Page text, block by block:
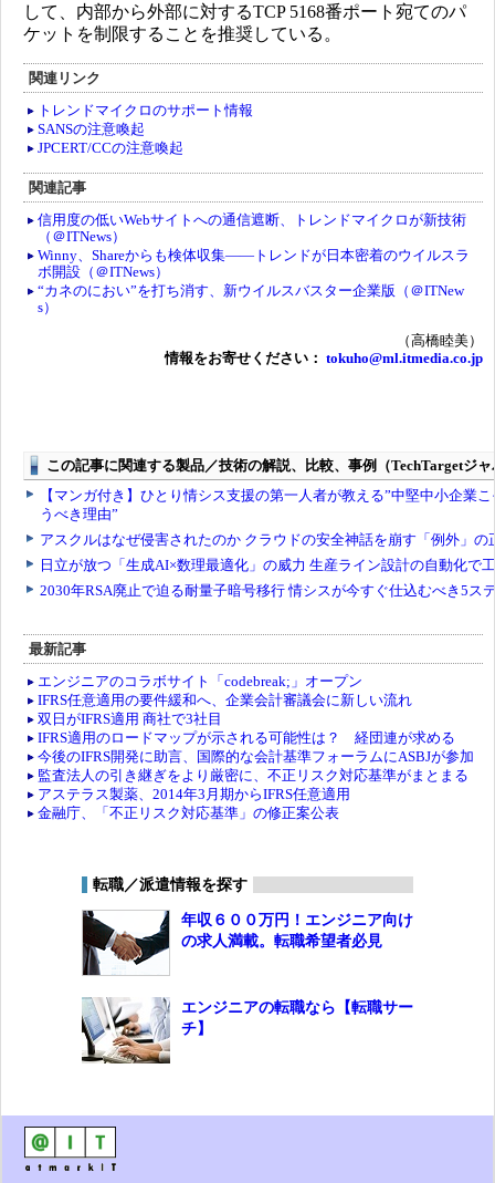
して、内部から外部に対するTCP 5168番ポート宛てのパ
ケットを制限することを推奨している。
関連リンク
トレンドマイクロのサポート情報
SANSの注意喚起
JPCERT/CCの注意喚起
関連記事
信用度の低いWebサイトへの通信遮断、トレンドマイクロが新技術
（＠ITNews）
Winny、Shareからも検体収集――トレンドが日本密着のウイルスラ
ボ開設（＠ITNews）
“カネのにおい”を打ち消す、新ウイルスバスター企業版（＠ITNew
s）
（高橋睦美）
情報をお寄せください： tokuho@ml.itmedia.co.jp
最新記事
エンジニアのコラボサイト「codebreak;」オープン
IFRS任意適用の要件緩和へ、企業会計審議会に新しい流れ
双日がIFRS適用 商社で3社目
IFRS適用のロードマップが示される可能性は？ 経団連が求める
今後のIFRS開発に助言、国際的な会計基準フォーラムにASBJが参加
監査法人の引き継ぎをより厳密に、不正リスク対応基準がまとまる
アステラス製薬、2014年3月期からIFRS任意適用
金融庁、「不正リスク対応基準」の修正案公表
転職／派遣情報を探す
年収６００万円！エンジニア向け
の求人満載。転職希望者必見
エンジニアの転職なら【転職サー
チ】